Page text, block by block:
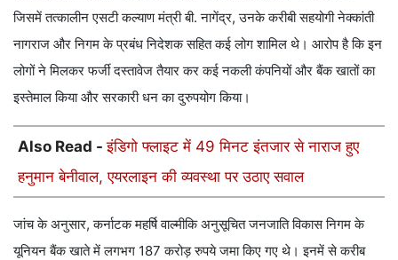
जिसमें तत्कालीन एसटी कल्याण मंत्री बी. नागेंद्र, उनके करीबी सहयोगी नेक्कांती
नागराज और निगम के प्रबंध निदेशक सहित कई लोग शामिल थे। आरोप है कि इन
लोगों ने मिलकर फर्जी दस्तावेज तैयार कर कई नकली कंपनियों और बैंक खातों का
इस्तेमाल किया और सरकारी धन का दुरुपयोग किया।
Also Read -इंडिगो फ्लाइट में 49 मिनट इंतजार से नाराज हुए
हनुमान बेनीवाल, एयरलाइन की व्यवस्था पर उठाए सवाल
जांच के अनुसार, कर्नाटक महर्षि वाल्मीकि अनुसूचित जनजाति विकास निगम के
यूनियन बैंक खाते में लगभग 187 करोड़ रुपये जमा किए गए थे। इनमें से करीब